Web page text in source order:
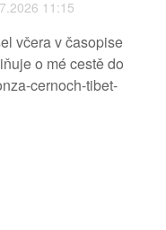
11:15
včera v časopise
o mé cestě do
cernoch-tibet-